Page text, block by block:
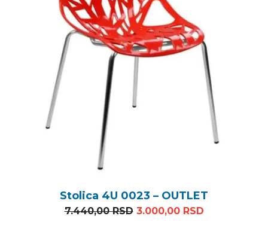
Stolica 4U 0023 – OUTLET
7.440,00RSD Originalna cena je bila:
3.000,00 RSDTrenutna